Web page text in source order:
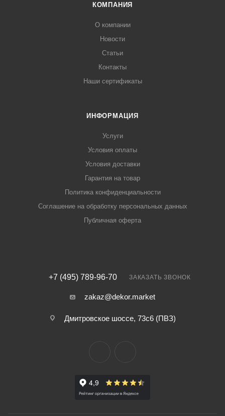
КОМПАНИЯ
О компании
Новости
Статьи
Контакты
Наши сертификаты
ИНФОРМАЦИЯ
Услуги
Условия оплаты
Условия доставки
Гарантия на товар
Политика конфиденциальности
Соглашение на обработку персональных данных
Публичная оферта
+7 (495) 789-96-70 ЗАКАЗАТЬ ЗВОНОК
zakaz@dekor.market
Дмитровское шоссе, 73с6 (ПВЗ)